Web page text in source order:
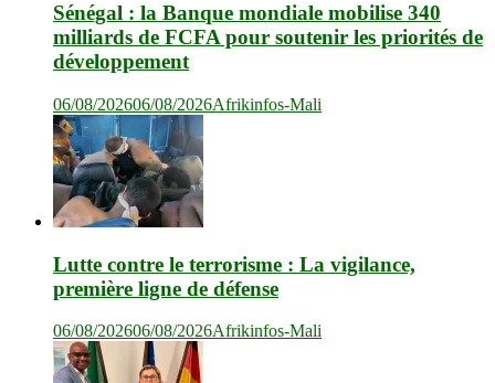
Sénégal : la Banque mondiale mobilise 340
milliards de FCFA pour soutenir les priorités de
développement
06/08/202606/08/2026Afrikinfos-Mali
Lutte contre le terrorisme : La vigilance,
première ligne de défense
06/08/202606/08/2026Afrikinfos-Mali